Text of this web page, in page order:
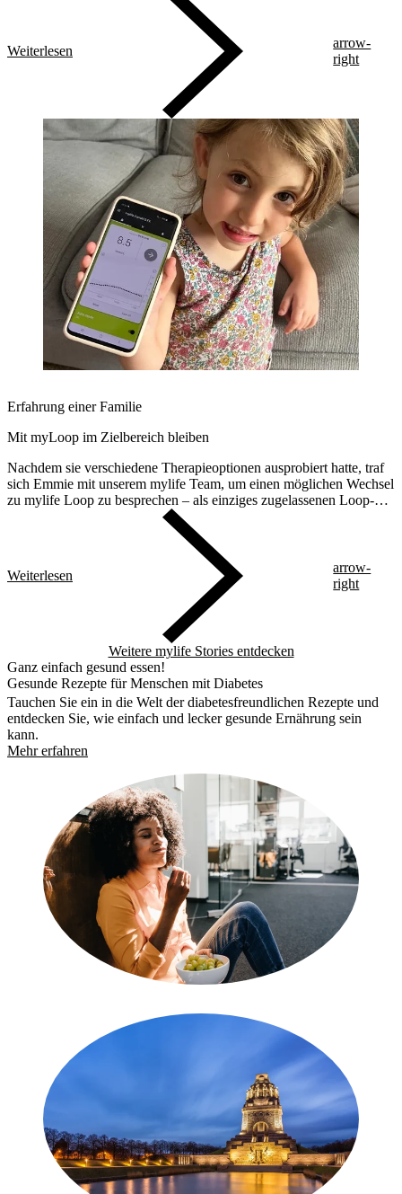
Weiterlesen
arrow-
right
Erfahrung einer Familie
Mit myLoop im Zielbereich bleiben
Nachdem sie verschiedene Therapieoptionen ausprobiert hatte, traf
sich Emmie mit unserem mylife Team, um einen möglichen Wechsel
zu mylife Loop zu besprechen – als einziges zugelassenen Loop-
Systeme für Kleinkinder*. In nur wenigen Wochen haben Emmie
und ihre Familie bereits erste positive Veränderungen in ihrem
Weiterlesen
arrow-
right
Weitere mylife Stories entdecken
Ganz einfach gesund essen!
Gesunde Rezepte für Menschen mit Diabetes
Tauchen Sie ein in die Welt der diabetesfreundlichen Rezepte und
entdecken Sie, wie einfach und lecker gesunde Ernährung sein
kann.
Mehr erfahren